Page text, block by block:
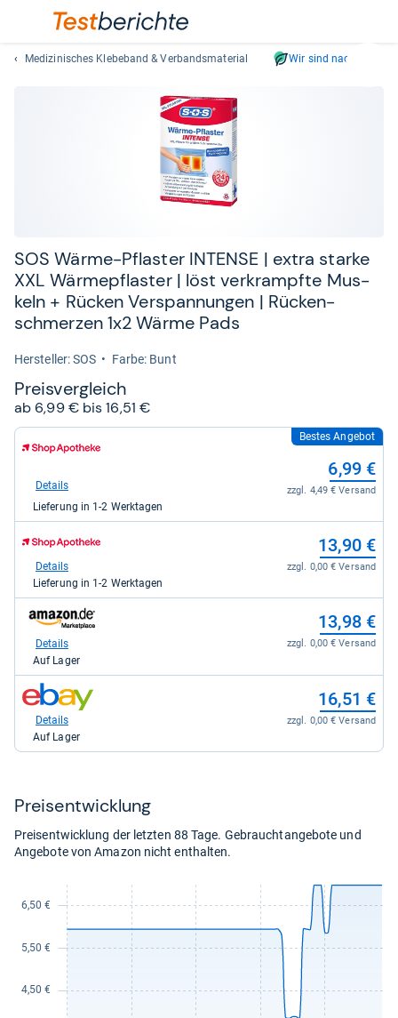
lassen
Medizinisches Klebeband & Verbandsmaterial Wir sind nachhaltig
SOS Wärme-​Pflas­ter INTENSE | extra starke
XXL Wär­me­pflas­ter | löst ver­krampfte Mus­
keln + Rücken Ver­span­nun­gen | Rücken­
schmer­zen 1x2 Wärme Pads
Her­stel­ler: SOS Farbe: Bunt
Preis­ver­gleich
ab 6,99 € bis 16,51 €
zum
Shop:
Shop
DE
6,99
Bestes Angebot
6,99 €
zzgl. 4,49 € Versand
Details
Lieferung in 1-2 Werktagen
zum
Shop:
Shop
für
kaufen.
13,90 €
zzgl. 0,00 € Versand
Details
Lieferung in 1-2 Werktagen
zum
Shop:
Amazon.de
13,98
kaufen.
13,98 €
zzgl. 0,00 € Versand
Details
Auf Lager
zum
Shop:
eBay
16,51 €
zzgl. 0,00 € Versand
Details
Auf Lager
Preis­ent­wick­lung
Preisentwicklung der letzten 88 Tage. Gebrauchtangebote und
Angebote von Amazon nicht enthalten.